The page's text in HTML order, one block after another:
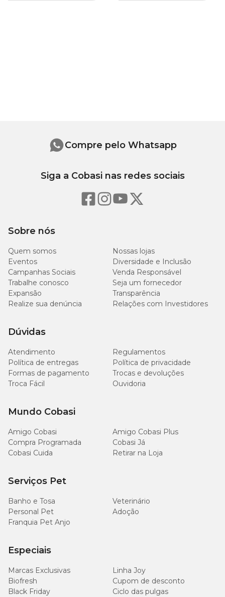
Sobre nós
Quem somos
Nossas lojas
Eventos
Diversidade e Inclusão
Campanhas Sociais
Venda Responsável
Trabalhe conosco
Seja um fornecedor
Expansão
Transparência
Realize sua denúncia
Relações com Investidores
Dúvidas
Atendimento
Regulamentos
Política de entregas
Política de privacidade
Formas de pagamento
Trocas e devoluções
Troca Fácil
Ouvidoria
Mundo Cobasi
Amigo Cobasi
Amigo Cobasi Plus
Compra Programada
Cobasi Já
Cobasi Cuida
Retirar na Loja
Serviços Pet
Banho e Tosa
Veterinário
Personal Pet
Adoção
Franquia Pet Anjo
Especiais
Marcas Exclusivas
Linha Joy
Biofresh
Cupom de desconto
Black Friday
Ciclo das pulgas
Compre pelo Whatsapp
Siga a Cobasi nas redes sociais